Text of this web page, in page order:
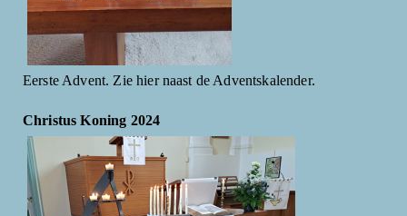
Eerste Advent. Zie hier naast de Adventskalender.
Christus Koning 2024